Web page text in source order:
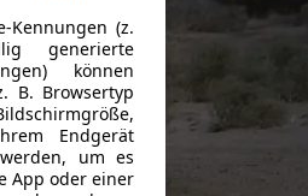
Kennungen (z.
generierte
können
B. Browsertyp
Endgerät
um es
App oder einer